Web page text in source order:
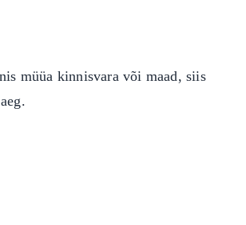
müüa kinnisvara või maad, siis